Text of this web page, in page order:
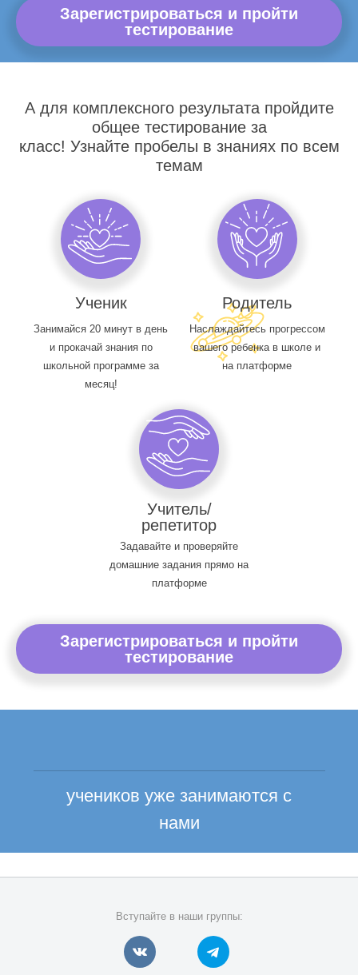
Зарегистрироваться и пройти
тестирование
А для комплексного результата пройдите
общее тестирование за
класс! Узнайте пробелы в знаниях по всем
темам
Ученик
Занимайся 20 минут в день
и прокачай знания по
школьной программе за
месяц!
Родитель
Наслаждайтесь прогрессом
вашего ребенка в школе и
на платформе
Учитель/
репетитор
Задавайте и проверяйте
домашние задания прямо на
платформе
Зарегистрироваться и пройти
тестирование
учеников уже занимаются с
нами
Вступайте в наши группы: